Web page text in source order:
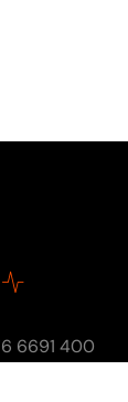
6691 400